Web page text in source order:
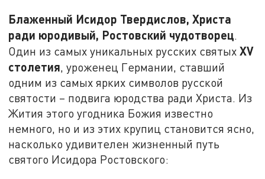
Блаженный Исидор Твердислов, Христа
ради юродивый, Ростовский чудотворец.
Один из самых уникальных русских святыхXV
столетия, уроженец Германии, ставший
одним из самых ярких символов русской
святости – подвига юродства ради Христа. Из
Жития этого угодника Божия известно
немного, но и из этих крупиц становится ясно,
насколько удивителен жизненный путь
святого Исидора Ростовского: